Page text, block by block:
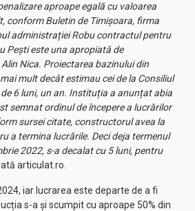
aproape egală cu valoarea
conform Buletin de Timișoara, firma
administrației Robu contractul pentru
Pești este una apropiată de
Nica. Proiectarea bazinului din
mult decât estimau cei de la Consiliul
6 luni, un an. Instituția a anunțat abia
semnat ordinul de începere a lucrărilor
sursei citate, constructorul avea la
a termina lucrările. Deci deja termenul
2022, s-a decalat cu 5 luni, pentru
articulat.ro.
iar lucrarea este departe de a fi
s-a și scumpit cu aproape 50% din